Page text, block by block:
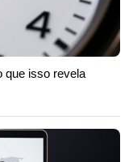
que isso revela